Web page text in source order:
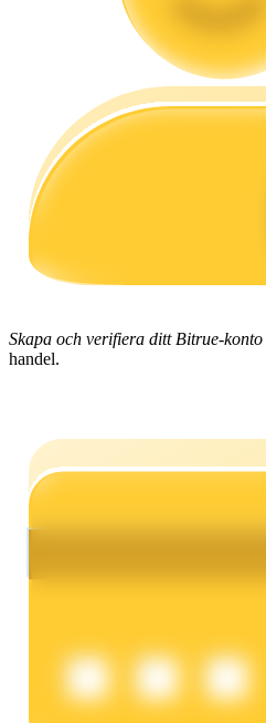
Futures startguide
Handelsstrategier
Skapa och verifiera ditt Bitrue-konto
handel.